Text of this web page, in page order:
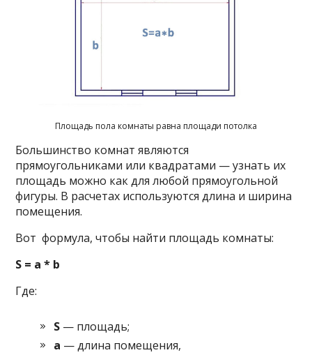
Площадь пола комнаты равна площади потолка
Большинство комнат являются
прямоугольниками или квадратами — узнать их
площадь можно как для любой прямоугольной
фигуры. В расчетах используются длина и ширина
помещения.
Вот формула, чтобы найти площадь комнаты:
S = a * b
Где:
S — площадь;
a — длина помещения,